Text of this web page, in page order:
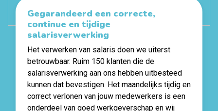
Gegarandeerd een correcte,
continue en tijdige
salarisverwerking
Het verwerken van salaris doen we uiterst
betrouwbaar. Ruim 150 klanten die de
salarisverwerking aan ons hebben uitbesteed
kunnen dat bevestigen. Het maandelijks tijdig en
correct verlonen van jouw medewerkers is een
onderdeel van goed werkgeverschap en wij